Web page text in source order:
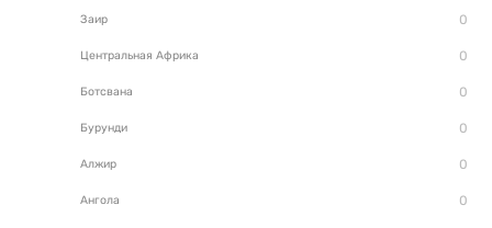
Заир
Центральная Африка
Ботсвана
Бурунди
Алжир
Ангола